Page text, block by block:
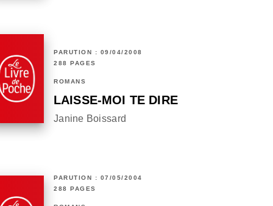
PARUTION : 09/04/2008
288 PAGES
ROMANS
LAISSE-MOI TE DIRE
Janine Boissard
PARUTION : 07/05/2004
288 PAGES